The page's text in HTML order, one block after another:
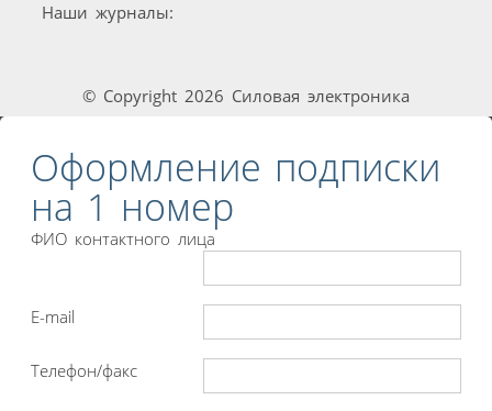
Наши журналы:
© Copyright 2026 Силовая электроника
Оформление подписки
на 1 номер
ФИО контактного лица
E-mail
Телефон/факс